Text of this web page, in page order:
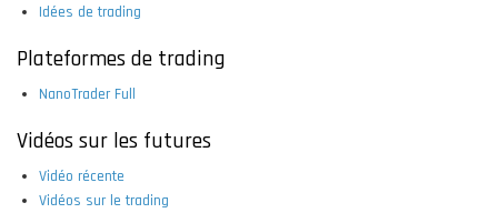
Idées de trading
Plateformes de trading
NanoTrader Full
Vidéos sur les futures
Vidéo récente
Vidéos sur le trading